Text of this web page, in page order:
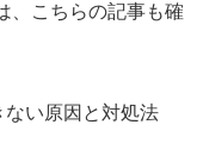
、こちらの記事も確
い原因と対処法